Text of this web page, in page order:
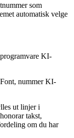
som
automatisk velge
ut linjer i
honorar takst,
om du har